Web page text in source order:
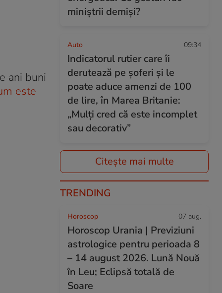
ani buni
este
miniștrii demiși?
Auto 09:34
Indicatorul rutier care îi
derutează pe șoferi și le
poate aduce amenzi de 100
de lire, în Marea Britanie:
„Mulți cred că este incomplet
sau decorativ”
Citește mai multe
TRENDING
Horoscop 07 aug.
Horoscop Urania | Previziuni
astrologice pentru perioada 8
– 14 august 2026. Lună Nouă
în Leu; Eclipsă totală de
Soare